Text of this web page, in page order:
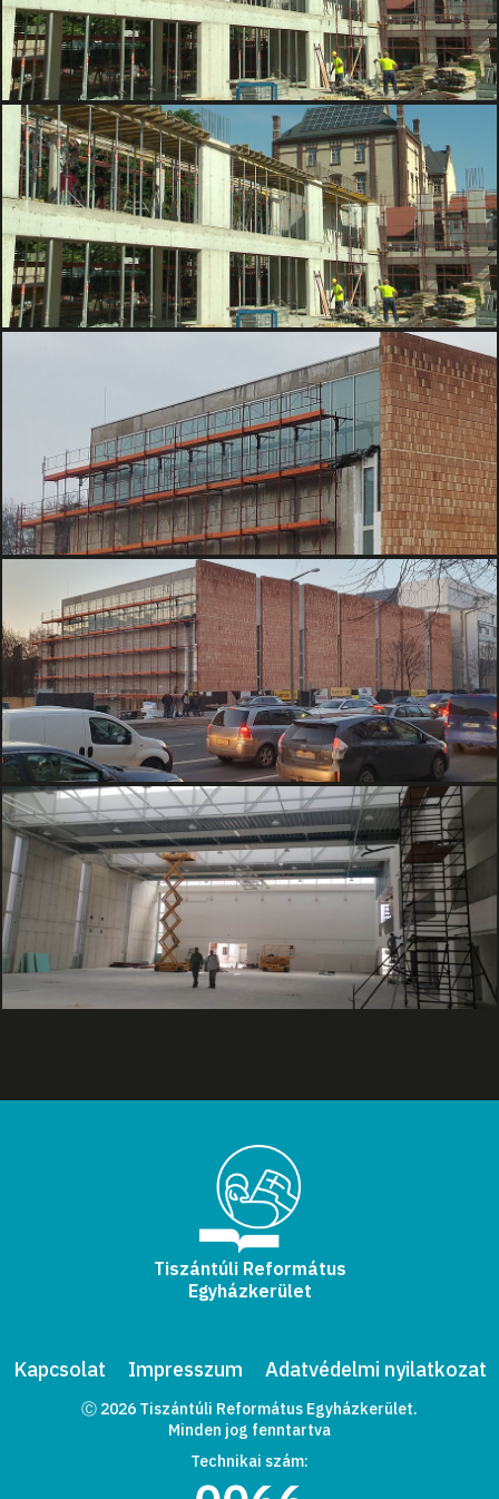
Tiszántúli Református
Egyházkerület
Kapcsolat Impresszum Adatvédelmi nyilatkozat
Ⓒ 2026 Tiszántúli Református Egyházkerület.
Minden jog fenntartva
Technikai szám: